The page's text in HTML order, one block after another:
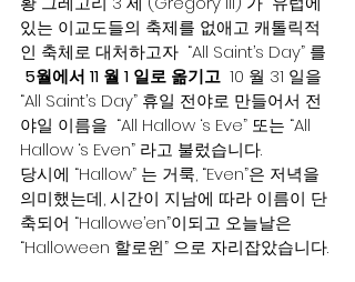
있는 이교도들의 축제를 없애고 캐톨릭적
인 축체로 대처하고자  “All Saint’s Day” 를
5월에서 11 월 1 일로 옮기고 10 월 31 일을
“All Saint’s Day” 휴일 전야로 만들어서 전
야일 이름을  “All Hallow ‘s Eve” 또는 “All
Hallow ‘s Even” 라고 불렀습니다.
당시에 “Hallow” 는 거룩, “Even”은 저녁을
의미했는데,시간이 지남에 따라 이름이 단
축되어 “Hallowe’en”이되고 오늘날은
“Halloween 할로윈” 으로 자리잡았습니다.